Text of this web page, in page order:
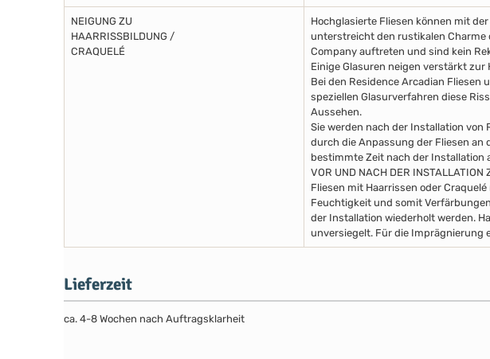
NEIGUNG ZU
HAARRISSBILDUNG /
CRAQUELÉ
Hochglasierte Fliesen können mit
unterstreicht den rustikalen Charme
Company auftreten und sind kein
Einige Glasuren neigen verstärkt zur
Bei den Residence Arcadian Fliesen
speziellen Glasurverfahren diese
Aussehen.
Sie werden nach der Installation von
durch die Anpassung der Fliesen an
bestimmte Zeit nach der Installation
VOR UND NACH DER
Fliesen mit Haarrissen oder
Feuchtigkeit und somit
der Installation wiederholt werden.
unversiegelt. Für die Imprägnierung
Lieferzeit
ca. 4-8 Wochen nach Auftragsklarheit